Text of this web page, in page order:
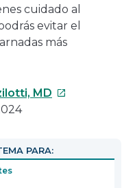
cuidado al
evitar el
más
MD Este
en
PARA: